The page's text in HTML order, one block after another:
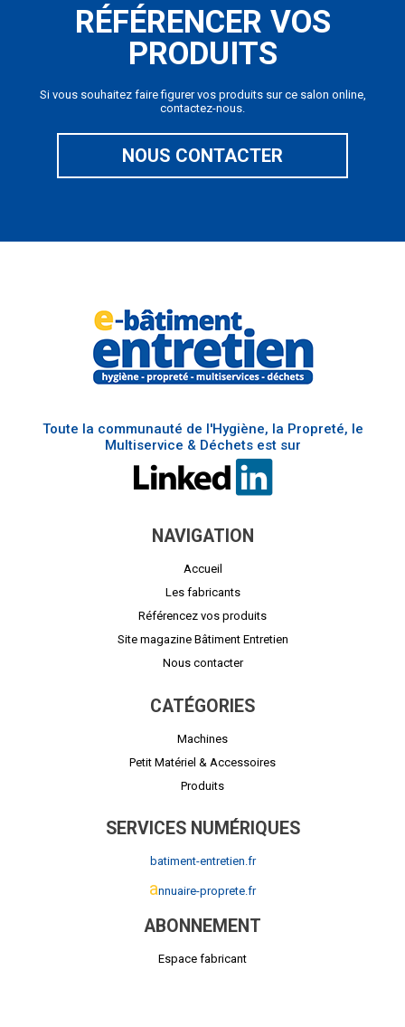
RÉFÉRENCER VOS
PRODUITS
Si vous souhaitez faire figurer vos produits sur ce salon online,
contactez-nous.
NOUS CONTACTER
Toute la communauté de l'Hygiène, la Propreté, le
Multiservice & Déchets est sur
NAVIGATION
Accueil
Les fabricants
Référencez vos produits
Site magazine Bâtiment Entretien
Nous contacter
CATÉGORIES
Machines
Petit Matériel & Accessoires
Produits
SERVICES NUMÉRIQUES
batiment-entretien.fr
annuaire-proprete.fr
ABONNEMENT
Espace fabricant